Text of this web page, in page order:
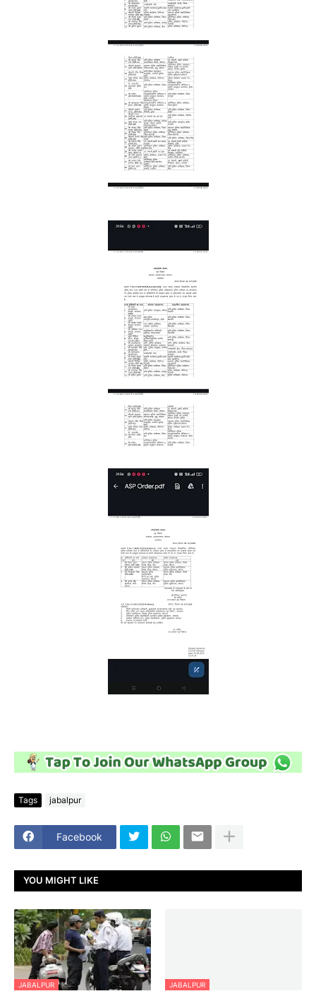
Tags jabalpur
Facebook
YOU MIGHT LIKE
JABALPUR JABALPUR